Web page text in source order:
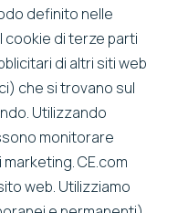
definito nelle
cookie di terze parti
di altri siti web
che si trovano sul
Utilizzando
monitorare
CE.com
web. Utilizziamo